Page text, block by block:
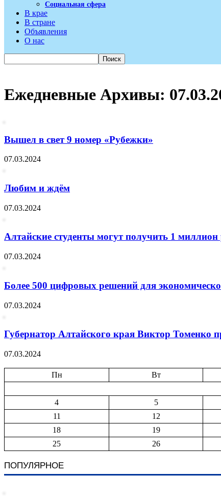
Социальная сфера
В крае
В стране
Объявления
О нас
Ежедневные Архивы:
Вышел в свет 9 номер «Рубежки»
07.03.2024
Любим и ждём
07.03.2024
Алтайские студенты могут получить 1 миллион
07.03.2024
Более 500 цифровых решений для
07.03.2024
Губернатор Алтайского края Виктор Томенко
07.03.2024
Пн
Вт
4
5
11
12
18
19
25
26
ПОПУЛЯРНОЕ